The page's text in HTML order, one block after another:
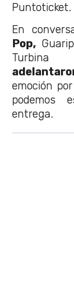
Puntoticket.
En
Pop,
Turbina
emoción
podemos
entrega.